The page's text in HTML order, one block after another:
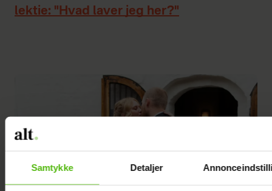
Samtykke Detaljer
lektie: "Hvad laver jeg her?"